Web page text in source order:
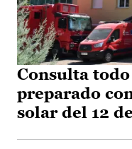
Consulta
preparado
solar del 12